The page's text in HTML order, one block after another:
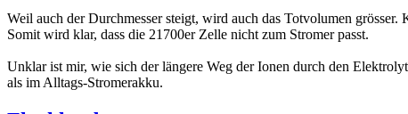
Weil auch der Durchmesser steigt, wird auch das Totvolumen
Somit wird klar, dass die 21700er Zelle nicht zum Stromer passt.
Unklar ist mir, wie sich der längere Weg der Ionen durch den
als im Alltags-Stromerakku.